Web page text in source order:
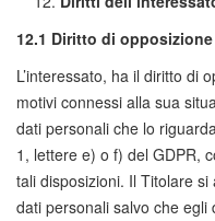
12.1 Diritto di opposizione
L’interessato, ha il diritto di
motivi connessi alla sua
dati personali che lo
1, lettere e) o f) del GDPR,
tali disposizioni. Il Titolare
dati personali salvo che egli